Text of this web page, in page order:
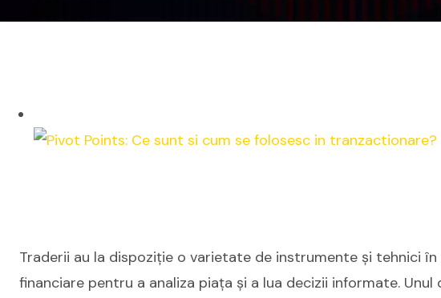
Traderii au la dispoziție o varietate de instrumente și tehnici
financiare pentru a analiza piața și a lua decizii informate.